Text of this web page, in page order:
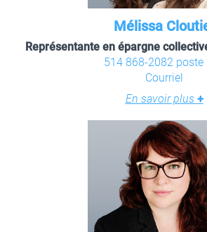
Mélissa
Représentante en épargne
514 868-2082 poste
Courriel
En savoir plus +